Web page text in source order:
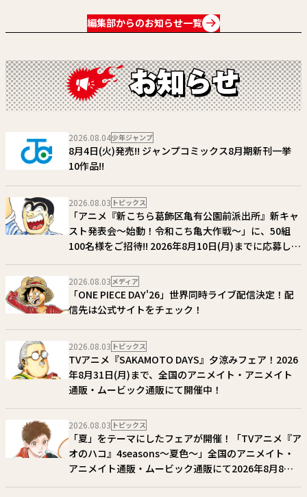
編集部からのお知らせ一覧
2026.08.04少年ジャンプ
8月4日(火)発売!! ジャンプコミックス8月期新刊一挙
10作品!!
2026.08.03 トピックス
「アニメ『新こちら葛飾区亀有公園前派出所』新キャ
スト発表会～始動！令和こち亀大作戦～」に、50組
100名様をご招待!! 2026年8月10日(月)までに応募しよ
う！
2026.08.03 メディア
「ONE PIECE DAY'26」世界同時ライブ配信決定！配
信先は公式サイトをチェック！
2026.08.03 トピックス
TVアニメ『SAKAMOTO DAYS』夕涼みフェア！2026
年8月31日(月)まで、全国のアニメイト・アニメイト
通販・ムービック通販にて開催中！
2026.08.03 トピックス
「夏」をテーマにしたフェアが開催！「TVアニメ『ア
オのハコ』4seasons〜夏色〜」全国のアニメイト・
アニメイト通販・ムービック通販にて2026年8月8日
(土)〜 30日(日)まで開催！